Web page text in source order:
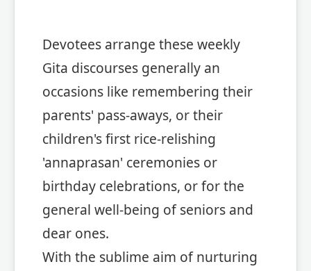
Devotees arrange these weekly
Gita discourses generally an
occasions like remembering their
parents' pass-aways, or their
children's first rice-relishing
'annaprasan' ceremonies or
birthday celebrations, or for the
general well-being of seniors and
dear ones.
With the sublime aim of nurturing